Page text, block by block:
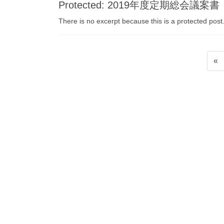
Protected: 2019年度定期総会議案書
There is no excerpt because this is a protected post.
«